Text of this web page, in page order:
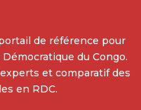
de référence pour
du Congo.
et comparatif des
en RDC.